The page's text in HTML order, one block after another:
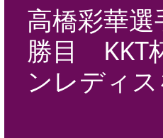
高橋彩華
勝目 KKT
ンレディ